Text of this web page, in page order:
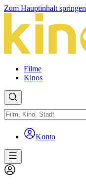
Zum Hauptinhalt springen
Filme
Kinos
Konto